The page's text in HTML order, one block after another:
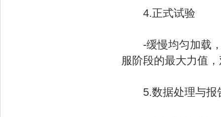
4.正式试验
-缓慢均匀加载，
服阶段的最大力值
5.数据处理与报